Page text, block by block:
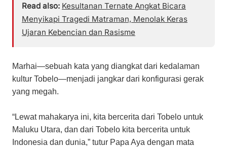
Read also: Kesultanan Ternate Angkat Bicara
Menyikapi Tragedi Matraman, Menolak Keras
Ujaran Kebencian dan Rasisme
​Marhai—sebuah kata yang diangkat dari kedalaman
kultur Tobelo—menjadi jangkar dari konfigurasi gerak
yang megah.
“Lewat mahakarya ini, kita bercerita dari Tobelo untuk
Maluku Utara, dan dari Tobelo kita bercerita untuk
Indonesia dan dunia,” tutur Papa Aya dengan mata